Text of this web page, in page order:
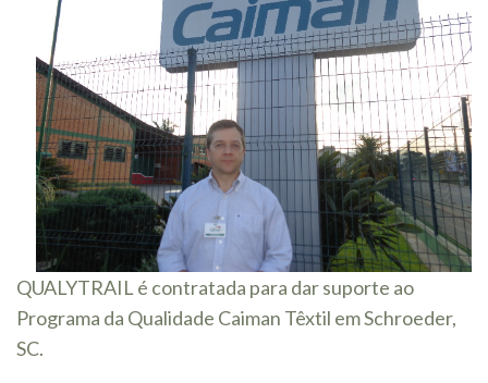
QUALYTRAIL é contratada para dar suporte ao
Programa da Qualidade Caiman Têxtil em Schroeder,
SC.